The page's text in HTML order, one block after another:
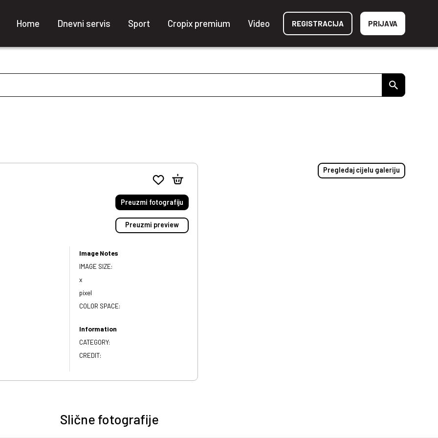
Home Dnevni servis Sport Cropix premium Video REGISTRACIJA PRIJAVA
Preuzmi fotografiju
Preuzmi preview
Image Notes
IMAGE SIZE:
x
pixel
COLOR SPACE:
Information
CATEGORY:
CREDIT:
Pregledaj cijelu galeriju
Slične fotografije